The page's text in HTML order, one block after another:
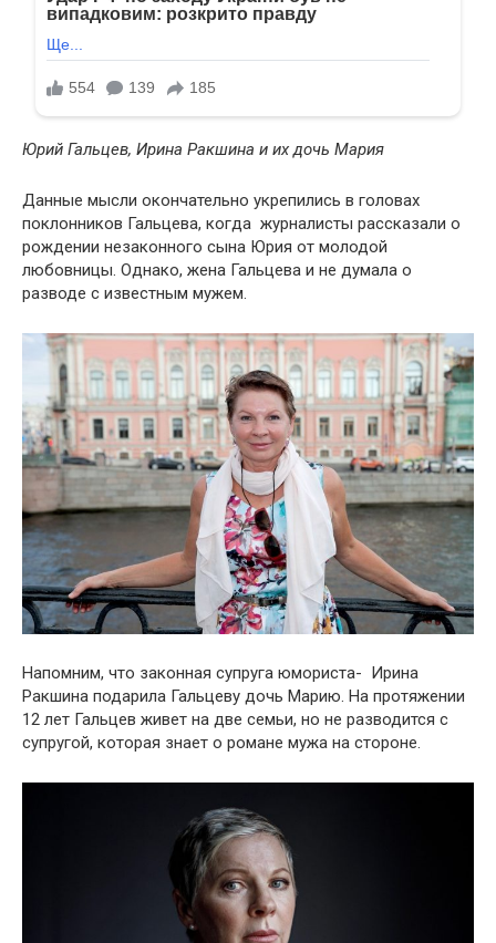
Юрий Гальцев, Ирина Ракшина и их дочь Мария
Данные мысли окончательно укрепились в головах
поклонников Гальцева, когда журналисты рассказали о
рождении незаконного сына Юрия от молодой
любовницы. Однако, жена Гальцева и не думала о
разводе с известным мужем.
Напомним, что законная супруга юмориста- Ирина
Ракшина подарила Гальцеву дочь Марию. На протяжении
12 лет Гальцев живет на две семьи, но не разводится с
супругой, которая знает о романе мужа на стороне.